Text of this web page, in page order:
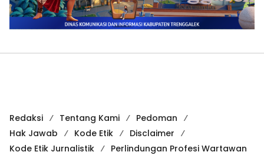
Redaksi Tentang Kami
Pedoman
Hak Jawab
Kode Etik
Disclaimer
Kode Etik Jurnalistik
Perlindungan Profesi Wartawan